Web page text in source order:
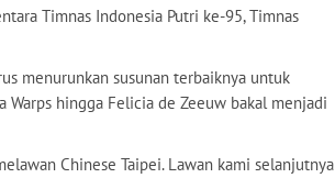
Timnas Indonesia Putri ke-95, Timnas
menurunkan susunan terbaiknya untuk
Warps hingga Felicia de Zeeuw bakal menjadi
Chinese Taipei. Lawan kami selanjutnya